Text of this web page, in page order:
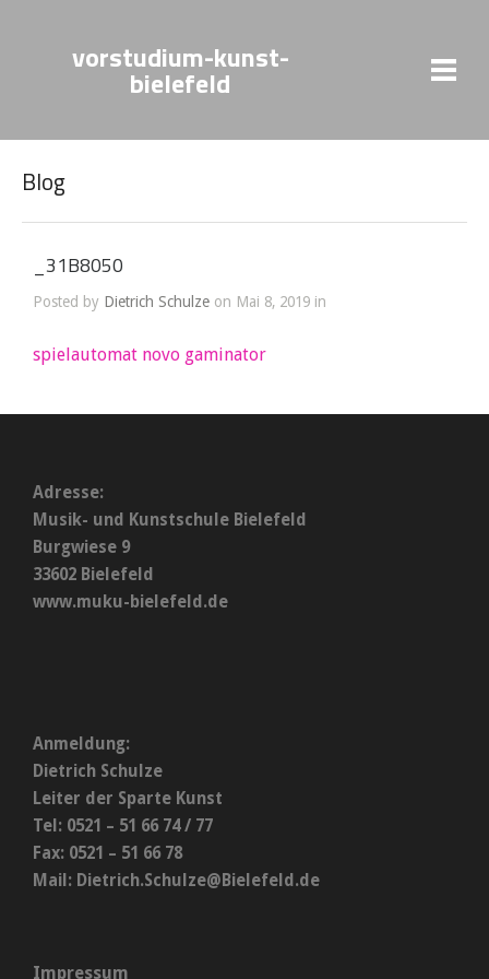
vorstudium-kunst-
bielefeld
Blog
_31B8050
Posted by Dietrich Schulze on Mai 8, 2019 in
spielautomat novo gaminator
Adresse:
Musik- und Kunstschule Bielefeld
Burgwiese 9
33602 Bielefeld
www.muku-bielefeld.de
Anmeldung:
Dietrich Schulze
Leiter der Sparte Kunst
Tel: 0521 – 51 66 74 / 77
Fax: 0521 – 51 66 78
Mail: Dietrich.Schulze@Bielefeld.de
Impressum